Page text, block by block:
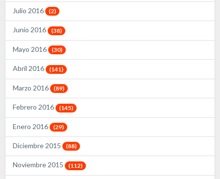
Julio 2016 (2)
Junio 2016 (38)
Mayo 2016 (30)
Abril 2016 (141)
Marzo 2016 (89)
Febrero 2016 (145)
Enero 2016 (29)
Diciembre 2015 (88)
Noviembre 2015 (112)